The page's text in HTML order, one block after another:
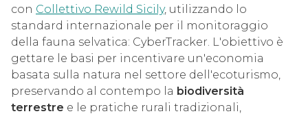
con Collettivo Rewild Sicily, utilizzando lo
standard internazionale per il monitoraggio
della fauna selvatica: CyberTracker. L'obiettivo è
gettare le basi per incentivare un'economia
basata sulla natura nel settore dell'ecoturismo,
preservando al contempo la biodiversità
terrestre e le pratiche rurali tradizionali,